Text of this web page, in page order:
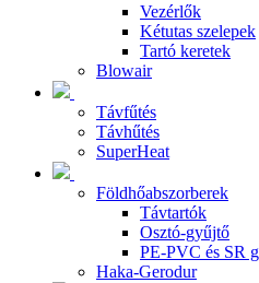
Vezérlők
Kétutas szelepek
Tartó keretek
Blowair
Távfűtés
Távhűtés
SuperHeat
Földhőabszorberek
Távtartók
Osztó-gyűjtő
PE-PVC és SR
Haka-Gerodur